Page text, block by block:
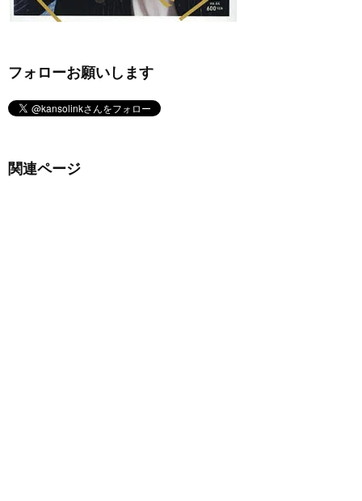
フォローお願いします
関連ページ